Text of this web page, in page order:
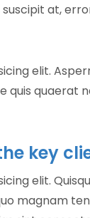
at,
elit.
quis quaerat
key
elit.
magnam